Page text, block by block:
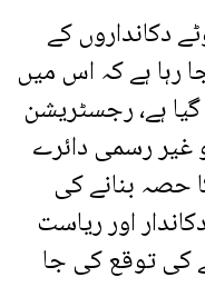
دکانداروں کے
رہا ہے کہ اس میں
ہے، رجسٹریشن
غیر رسمی دائرے
حصہ بنانے کی
اور ریاست
کی توقع کی جا